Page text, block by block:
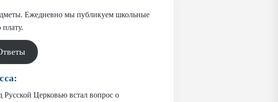
Ежедневно мы публикуем школьные
Церковью встал вопрос о